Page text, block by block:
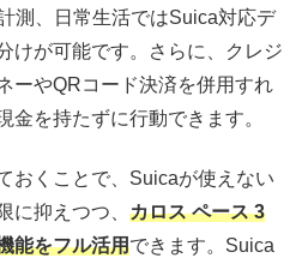
測、日常生活ではSuica対応デ
けが可能です。さらに、クレジ
ーやQRコード決済を併用すれ
金を持たずに行動できます。
おくことで、Suicaが使えない
に抑えつつ、 カロス ペース 3
能をフル活用できます。Suica